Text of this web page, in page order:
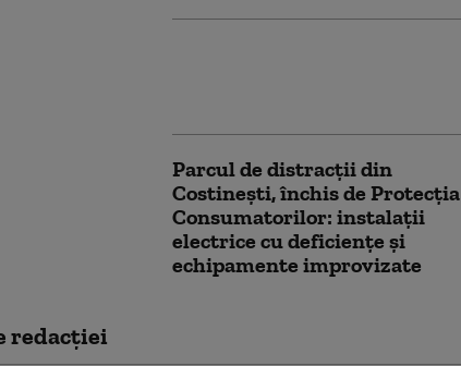
Parcul de distracții din
Costinești, închis de Protecția
Consumatorilor: instalații
electrice cu deficiențe și
echipamente improvizate
redacţiei